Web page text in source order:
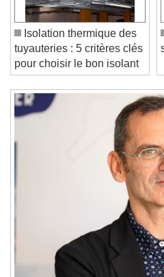
Unmute
Current Time0:00
/
Duration-:-
Loaded :0%
Stream TypeLIVE
Seek to live, currently
Remaining Time-0:00
Playback Rate
Chapters
descriptions off ,
Subtitles
subtitles settings,
settings dialog
Isolation thermique des
tuyauteries : 5 critères clés
pour choisir le bon isolant